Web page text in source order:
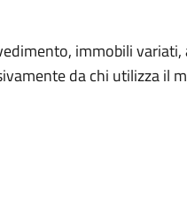
immobili
da chi utilizza il